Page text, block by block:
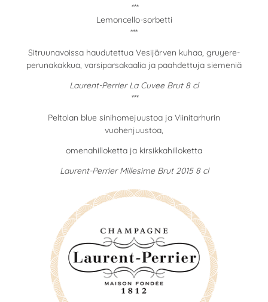
***
Lemoncello-sorbetti
***
Sitruunavoissa haudutettua Vesijärven kuhaa, gruyere-
perunakakkua, varsiparsakaalia ja paahdettuja siemeniä
Laurent-Perrier La Cuvee Brut 8 cl
***
Peltolan blue sinihomejuustoa ja Viinitarhurin
vuohenjuustoa,
omenahilloketta ja kirsikkahilloketta
Laurent-Perrier Millesime Brut 2015 8 cl